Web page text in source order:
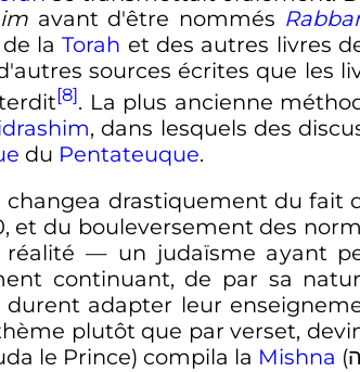
avant d'être nommés
de laTorah et des autres livres
sources écrites que les
[8]. La plus ancienne
, dans lesquels des
du Pentateuque.
drastiquement du fait
et du bouleversement des
— un judaïsme ayant
continuant, de par sa
adapter leur
plutôt que par verset,
le Prince) compila la Mishna